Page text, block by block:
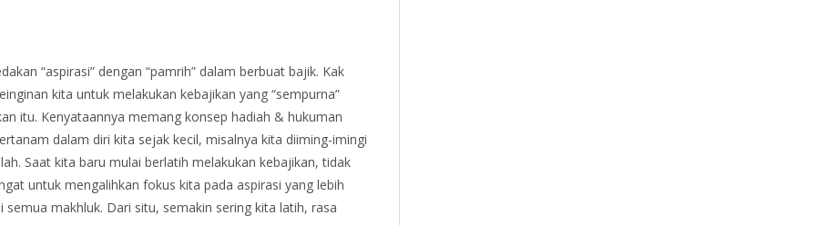
“aspirasi” dengan “pamrih” dalam berbuat bajik. Kak
kita untuk melakukan kebajikan yang “sempurna”
itu. Kenyataannya memang konsep hadiah & hukuman
dalam diri kita sejak kecil, misalnya kita diiming-imingi
Saat kita baru mulai berlatih melakukan kebajikan, tidak
untuk mengalihkan fokus kita pada aspirasi yang lebih
makhluk. Dari situ, semakin sering kita latih, rasa